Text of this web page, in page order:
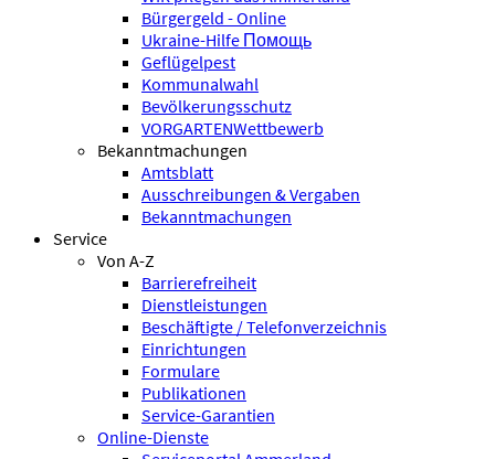
Bürgergeld - Online
Ukraine-Hilfe Помощь
Geflügelpest
Kommunalwahl
Bevölkerungsschutz
VORGARTENWettbewerb
Bekanntmachungen
Amtsblatt
Ausschreibungen & Vergaben
Bekanntmachungen
Service
Von A-Z
Barrierefreiheit
Dienstleistungen
Beschäftigte / Telefonverzeichnis
Einrichtungen
Formulare
Publikationen
Service-Garantien
Online-Dienste